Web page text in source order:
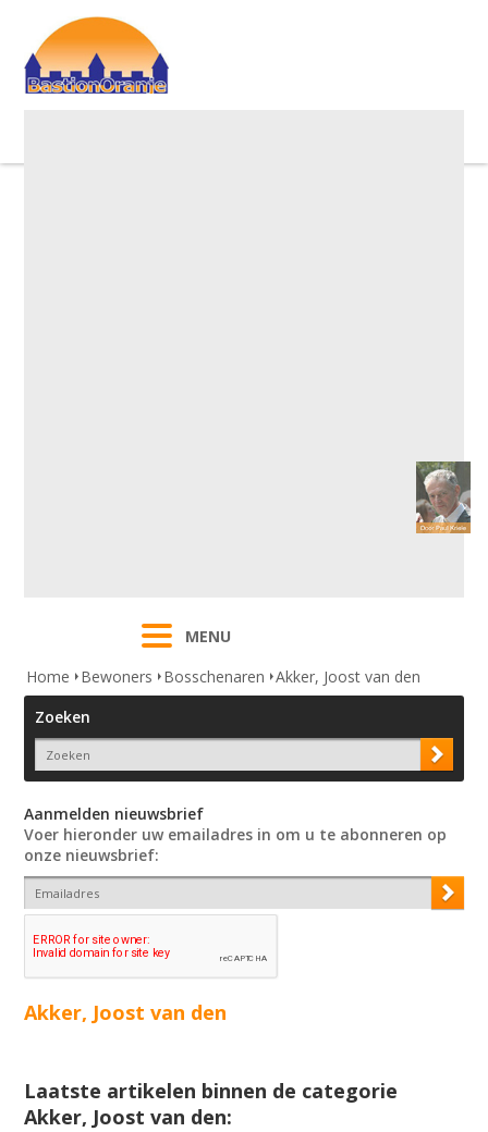
MENU
Home
Bewoners Bosschenaren Akker, Joost van den
Zoeken
Aanmelden nieuwsbrief
Voer hieronder uw emailadres in om u te abonneren op
onze nieuwsbrief:
Akker, Joost van den
Laatste artikelen binnen de categorie
Akker, Joost van den: